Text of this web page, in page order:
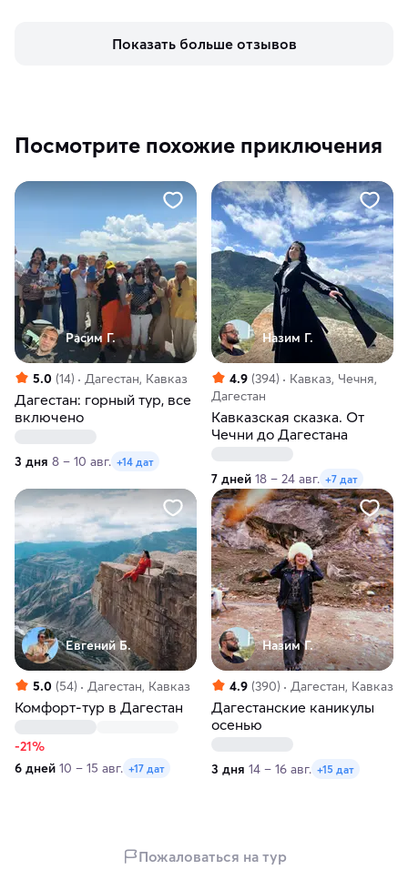
Показать больше отзывов
Посмотрите похожие приключения
Расим Г.
5.0 (14) Дагестан, Кавказ
Дагестан: горный тур, все
включено
3 дня 8 – 10 авг. +14 дат
Назим Г.
4.9 (394)
Кавказ, Чечня,
Дагестан
Кавказская сказка. От
Чечни до Дагестана
7 дней 18 – 24 авг. +7 дат
Евгений Б.
5.0 (54) Дагестан, Кавказ
Комфорт-тур в Дагестан
-21%
6 дней 10 – 15 авг. +17 дат
Назим Г.
4.9 (390) Дагестан, Кавказ
Дагестанские каникулы
осенью
3 дня 14 – 16 авг. +15 дат
Пожаловаться на тур